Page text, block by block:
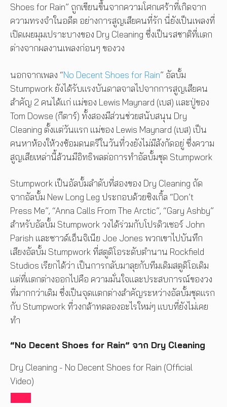
Shoes for Rain” ถูกเขียนขึ้นจากความโศกเศร้าที่เกิดจาก
ความทรงจำในอดีต อย่างการสูญเสียคนที่รัก นี่ยังเป็นเพลงที่
เปิดเผยมุมเปราะบางของ Dry Cleaning ซึ่งเป็นรสชาติที่แตก
ต่างจากผลงานเพลงก่อนๆ ของวง
นอกจากเพลง “No Decent Shoes for Rain” อัลบั้ม
Stumpwork ยังได้รับแรงบันดาลจาลไปจากการสูญเสียคน
สำคัญ 2 คนได้แก่ แม่ของ Lewis Maynard (เบส) และปู่ของ
Tom Dowse (กีตาร์) ทั้งสองมีส่วนช่วยสนับสนุน Dry
Cleaning ตั้งแต่วันแรก แม่ของ Lewis Maynard (เบส) เป็น
คนหาห้องให้วงซ้อมดนตรีในวันที่วงยังไม่มีสังกัดอยู่ ซึ่งความ
สูญเสียเหล่านี้ล้วนมีอิทธิพลต่อการทำอัลบั้มชุด Stumpwork
Stumpwork เป็นอัลบั้มลำดับที่สองของ Dry Cleaning ถัด
จากอัลบั้ม New Long Leg ประกอบด้วยซิงเกิ้ล “Don’t
Press Me”, “Anna Calls From The Arctic”, “Gary Ashby”
สำหรับอัลบั้ม Stumpwork วงได้ร่วมกับโปรดิวเซอร์ John
Parish และซาวด์เอ็นจิเนีย Joe Jones พวกเขาไปบันทึก
เสียงอัลบั้ม Stumpwork ที่สตูดิโอระดับตำนาน Rockfield
Studios เรียกได้ว่า เป็นการกลับมาลุยกับทีมเดิมสตูดิโอเดิม
แต่ที่แตกต่างออกไปคือ ความมั่นใจและประสบการณ์ของวง
ที่มากกว่าเดิม ซึ่งเป็นจุดแตกต่างสำคัญระหว่างอัลบั้มชุดแรก
กับ Stumpwork ที่วงกล้าทดลองอะไรใหม่ๆ แบบที่ยังไม่เคย
ทำ
“No Decent Shoes for Rain” จาก Dry Cleaning
Dry Cleaning - No Decent Shoes for Rain (Official
Video)